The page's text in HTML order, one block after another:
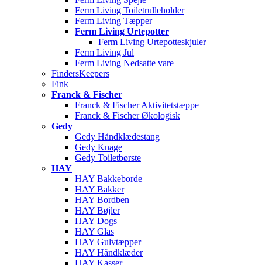
Ferm Living Toiletrulleholder
Ferm Living Tæpper
Ferm Living Urtepotter
Ferm Living Urtepotteskjuler
Ferm Living Jul
Ferm Living Nedsatte vare
FindersKeepers
Fink
Franck & Fischer
Franck & Fischer Aktivitetstæppe
Franck & Fischer Økologisk
Gedy
Gedy Håndklædestang
Gedy Knage
Gedy Toiletbørste
HAY
HAY Bakkeborde
HAY Bakker
HAY Bordben
HAY Bøjler
HAY Dogs
HAY Glas
HAY Gulvtæpper
HAY Håndklæder
HAY Kasser